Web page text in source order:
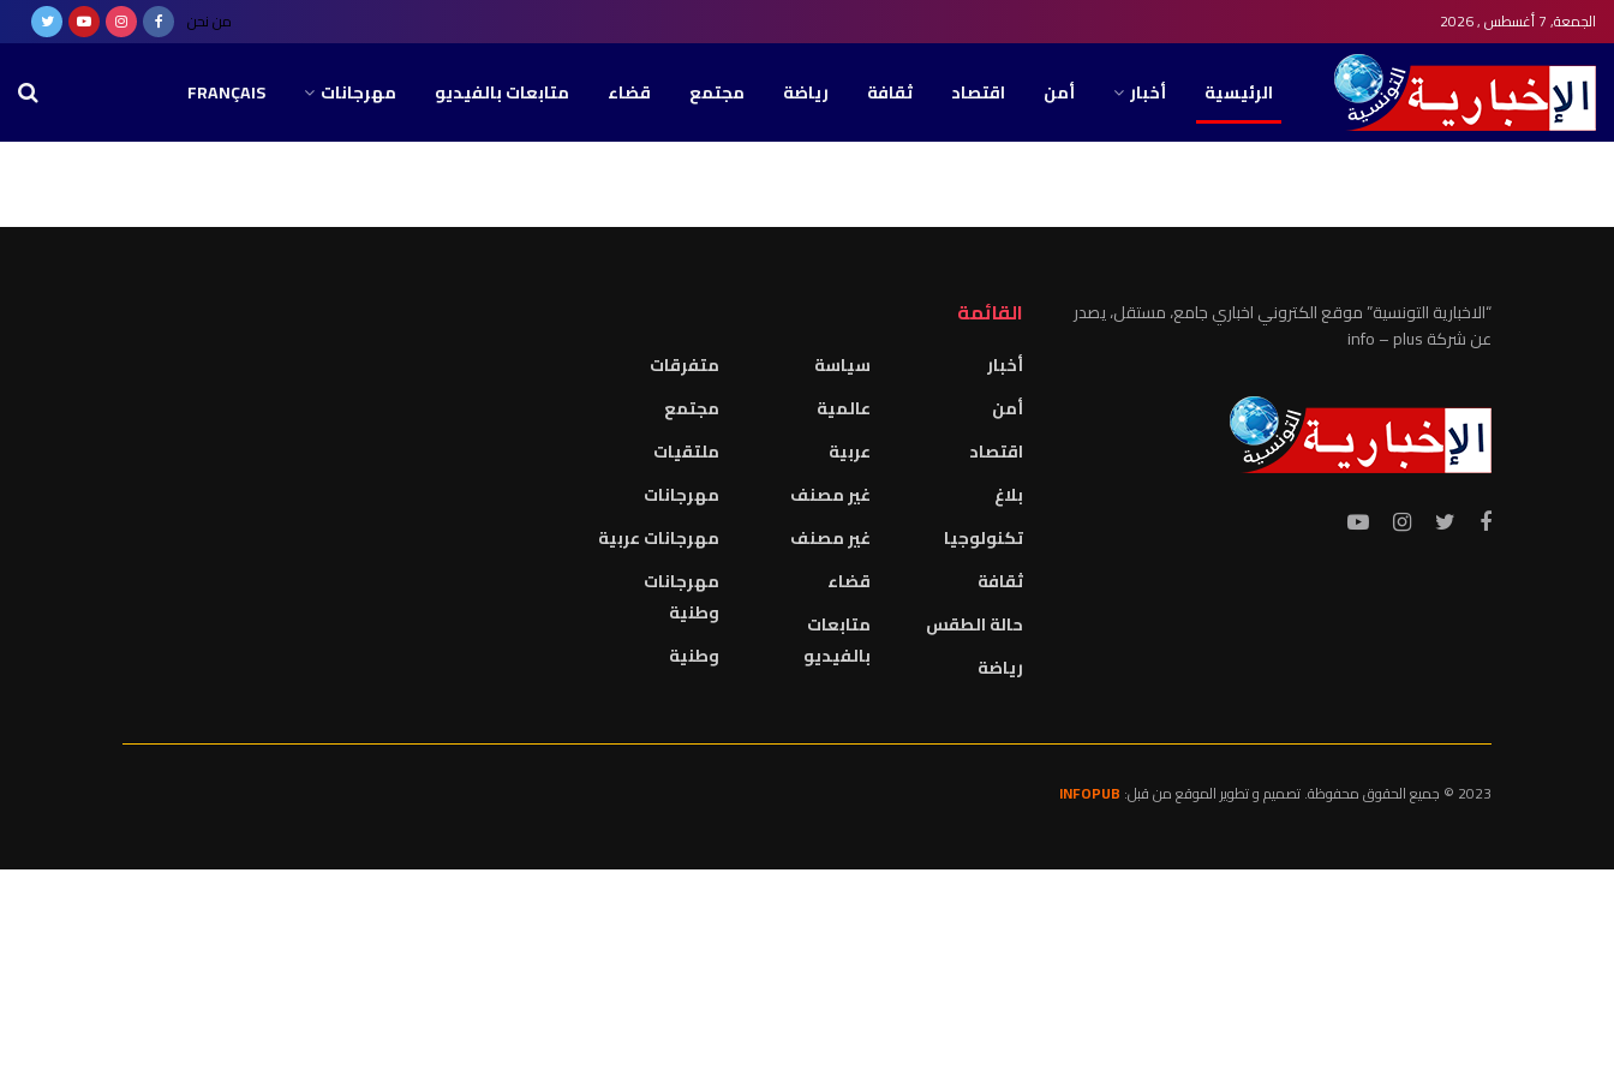
الجمعة, 7 أغسطس , 2026 من نحن
الاخبارية التونسية
الرئيسية أخبار أمن اقتصاد ثقافة رياضة مجتمع قضاء متابعات بالفيديو مهرجانات FRANÇAIS
“الاخبارية التونسية” موقع الكتروني اخباري جامع، مستقل، يصدر
عن شركة info – plus
القائمة
أخبار
أمن
اقتصاد
بلاغ
تكنولوجيا
ثقافة
حالة الطقس
رياضة
سياسة
عالمية
عربية
غير مصنف
غير مصنف
قضاء
متابعات
بالفيديو
متفرقات
مجتمع
ملتقيات
مهرجانات
مهرجانات عربية
مهرجانات
وطنية
وطنية
2023 © جميع الحقوق محفوظة. تصميم و تطوير الموقع من قبل: INFOPUB